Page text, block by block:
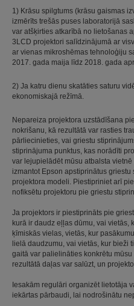
1) Krāsu spilgtums (krāsu gaismas
izmērīts trešās puses laboratorijā
var atšķirties atkarībā no lietošanas
3LCD projektori salīdzinājumā ar
ar vienas mikroshēmas tehnoloģiju
2017. gada maija līdz 2018. gada
2) Ja katru dienu skatāties saturu
ekonomiskajā režīmā.
Nepareiza projektora uzstādīšana
nokrišanu, kā rezultātā var rasties
pārliecinieties, vai griestu
stiprinājuma punktus, kas norādīti
var lejupielādēt mūsu atbalsta
izmantot Epson apstiprinātus
projektora modeli. Piestipriniet arī
nofiksētu projektoru pie griestu
Ja projektors ir piestiprināts pie
kurā ir daudz eļļas dūmu, vai vietās,
ķīmiskās vielas, vietās, kur
lielā daudzumu, vai vietās, kur bieži
gaitā var palielināties konkrētu
rezultātā daļas var salūzt, un
Iesakām regulāri organizēt lietotāja
iekārtas pārbaudi, lai nodrošinātu